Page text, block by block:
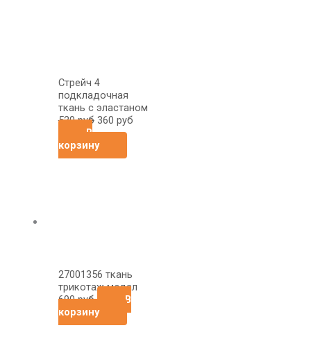
Стрейч 4
подкладочная
ткань с эластаном
520руб 360 руб
В
корзину
27001356 ткань
трикотаж модал
690руб
В
корзину